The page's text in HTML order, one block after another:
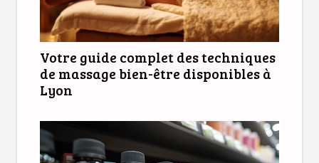
Votre guide complet des techniques
de massage bien-être disponibles à
Lyon